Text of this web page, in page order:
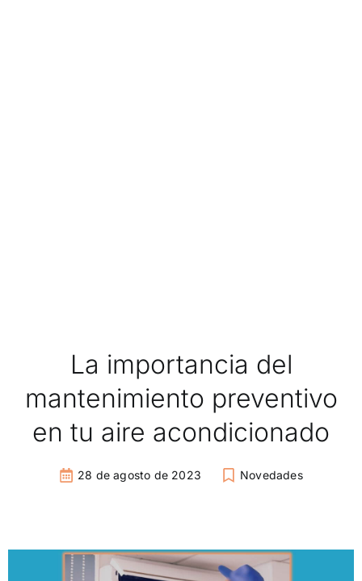
La importancia del
mantenimiento preventivo
en tu aire acondicionado
28 de agosto de 2023 Novedades